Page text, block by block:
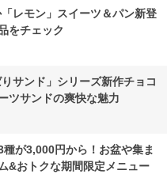
レモン」スイーツ＆パン新登
をチェック
サンド」シリーズ新作チョコ
ツサンドの爽快な魅力
が3,000円から！お盆や集ま
&おトクな期間限定メニュー